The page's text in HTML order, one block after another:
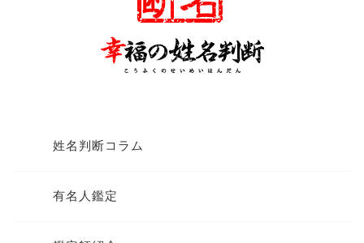
姓名判断コラム
有名人鑑定